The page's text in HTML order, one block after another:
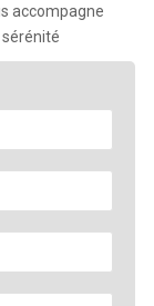
accompagne